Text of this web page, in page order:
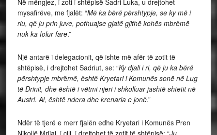
Në mëngjez, i zoti i shtëpisë Sadri Luka, u drejtohet
mysafirëve, me fjalët: “Më ka bërë përshtypje, se ky më i
riu, që ju prin juve, pothuajse gjatë gjithë kohës mbrëmë
nuk ka folur fare.”
Një antarë i delegacionit, që ishte më afër të zotit të
shtëpisë, i drejtohet Sadriut, se: “Ky djali i ri, që ju ka bërë
përshtypje mbrëmë, është Kryetari i Komunës sonë në Lug
të Drinit, dhe është i vëtmi njeri i shkolluar jashtë shtetit në
Austri. Ai, është ndera dhe krenaria e jonë.”
Ndër të tjerë e merr fjalën edhe Kryetari i Komunës Pren
Nikollë Mrijaj, i cili, i drejtohet të zotit të shtëpisë: “Ju